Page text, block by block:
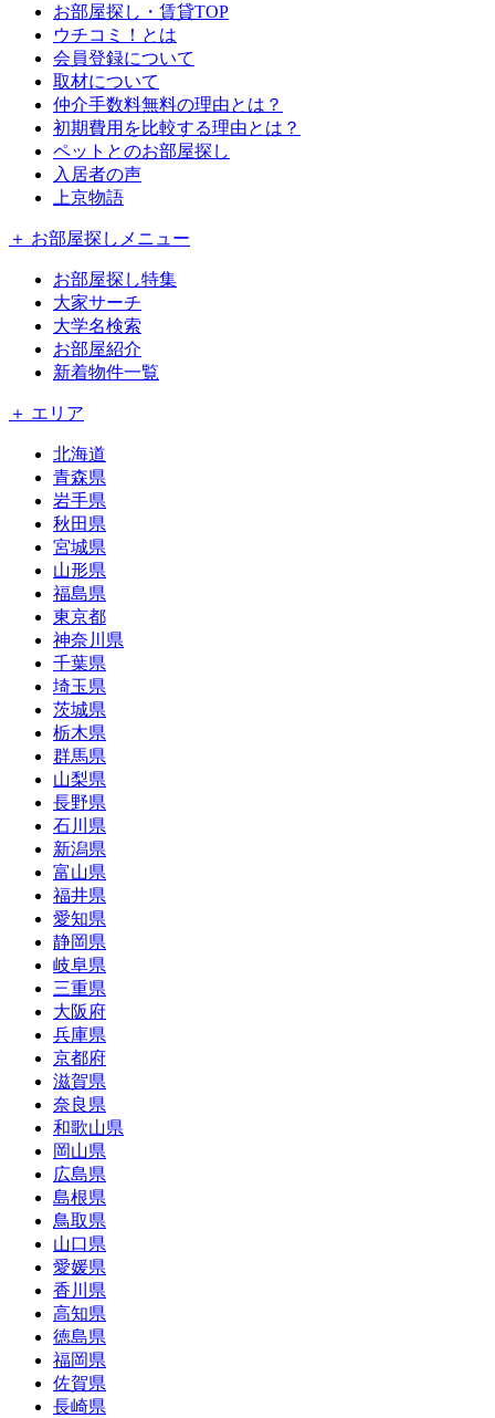
お部屋探し・賃貸TOP
ウチコミ！とは
会員登録について
取材について
仲介手数料無料の理由とは？
初期費用を比較する理由とは？
ペットとのお部屋探し
入居者の声
上京物語
＋ お部屋探しメニュー
お部屋探し特集
大家サーチ
大学名検索
お部屋紹介
新着物件一覧
＋ エリア
北海道
青森県
岩手県
秋田県
宮城県
山形県
福島県
東京都
神奈川県
千葉県
埼玉県
茨城県
栃木県
群馬県
山梨県
長野県
石川県
新潟県
富山県
福井県
愛知県
静岡県
岐阜県
三重県
大阪府
兵庫県
京都府
滋賀県
奈良県
和歌山県
岡山県
広島県
島根県
鳥取県
山口県
愛媛県
香川県
高知県
徳島県
福岡県
佐賀県
長崎県